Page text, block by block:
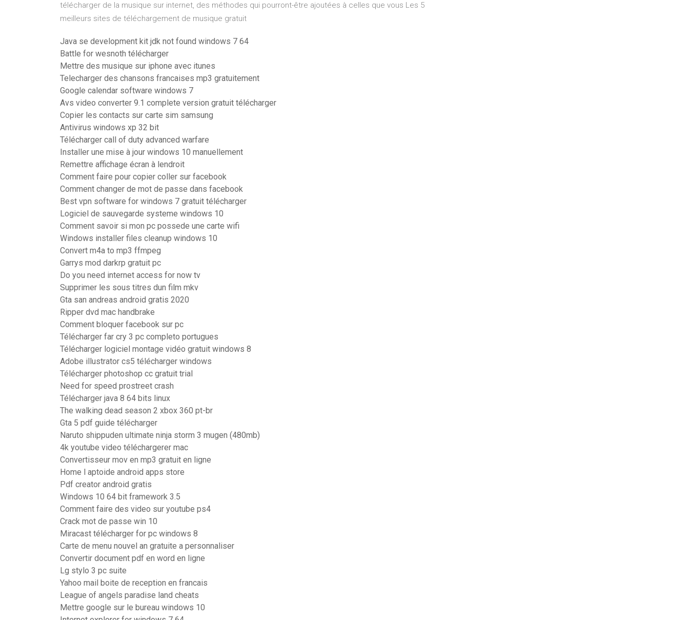
télécharger de la musique sur internet, des méthodes qui pourront-être ajoutées à celles que vous Les 5
meilleurs sites de téléchargement de musique gratuit
Java se development kit jdk not found windows 7 64
Battle for wesnoth télécharger
Mettre des musique sur iphone avec itunes
Telecharger des chansons francaises mp3 gratuitement
Google calendar software windows 7
Avs video converter 9.1 complete version gratuit télécharger
Copier les contacts sur carte sim samsung
Antivirus windows xp 32 bit
Télécharger call of duty advanced warfare
Installer une mise à jour windows 10 manuellement
Remettre affichage écran à lendroit
Comment faire pour copier coller sur facebook
Comment changer de mot de passe dans facebook
Best vpn software for windows 7 gratuit télécharger
Logiciel de sauvegarde systeme windows 10
Comment savoir si mon pc possede une carte wifi
Windows installer files cleanup windows 10
Convert m4a to mp3 ffmpeg
Garrys mod darkrp gratuit pc
Do you need internet access for now tv
Supprimer les sous titres dun film mkv
Gta san andreas android gratis 2020
Ripper dvd mac handbrake
Comment bloquer facebook sur pc
Télécharger far cry 3 pc completo portugues
Télécharger logiciel montage vidéo gratuit windows 8
Adobe illustrator cs5 télécharger windows
Télécharger photoshop cc gratuit trial
Need for speed prostreet crash
Télécharger java 8 64 bits linux
The walking dead season 2 xbox 360 pt-br
Gta 5 pdf guide télécharger
Naruto shippuden ultimate ninja storm 3 mugen (480mb)
4k youtube video téléchargerer mac
Convertisseur mov en mp3 gratuit en ligne
Home l aptoide android apps store
Pdf creator android gratis
Windows 10 64 bit framework 3.5
Comment faire des video sur youtube ps4
Crack mot de passe win 10
Miracast télécharger for pc windows 8
Carte de menu nouvel an gratuite a personnaliser
Convertir document pdf en word en ligne
Lg stylo 3 pc suite
Yahoo mail boite de reception en francais
League of angels paradise land cheats
Mettre google sur le bureau windows 10